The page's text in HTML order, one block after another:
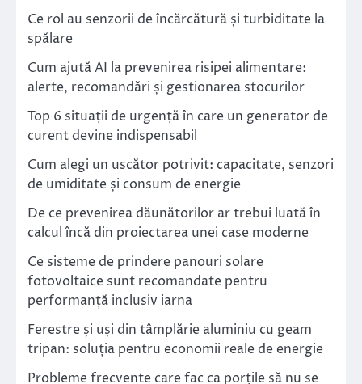
Ce rol au senzorii de încărcătură și turbiditate la
spălare
Cum ajută AI la prevenirea risipei alimentare:
alerte, recomandări și gestionarea stocurilor
Top 6 situații de urgență în care un generator de
curent devine indispensabil
Cum alegi un uscător potrivit: capacitate, senzori
de umiditate și consum de energie
De ce prevenirea dăunătorilor ar trebui luată în
calcul încă din proiectarea unei case moderne
Ce sisteme de prindere panouri solare
fotovoltaice sunt recomandate pentru
performanță inclusiv iarna
Ferestre și uși din tâmplărie aluminiu cu geam
tripan: soluția pentru economii reale de energie
Probleme frecvente care fac ca porțile să nu se